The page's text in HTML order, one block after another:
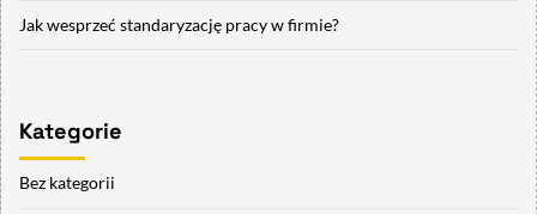
Jak wesprzeć standaryzację pracy w firmie?
Kategorie
Bez kategorii